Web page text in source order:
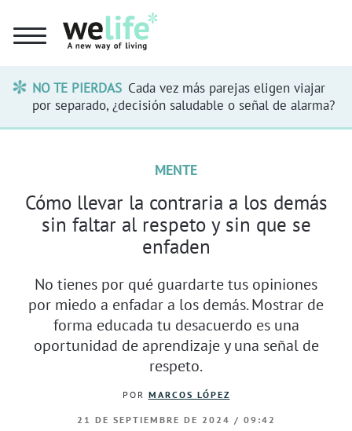
NO TE PIERDAS Cada vez más parejas eligen viajar
por separado, ¿decisión saludable o señal de alarma?
MENTE
Cómo llevar la contraria a los demás
sin faltar al respeto y sin que se
enfaden
No tienes por qué guardarte tus opiniones
por miedo a enfadar a los demás. Mostrar de
forma educada tu desacuerdo es una
oportunidad de aprendizaje y una señal de
respeto.
POR MARCOS LÓPEZ
21 DE SEPTIEMBRE DE 2024 / 09:42